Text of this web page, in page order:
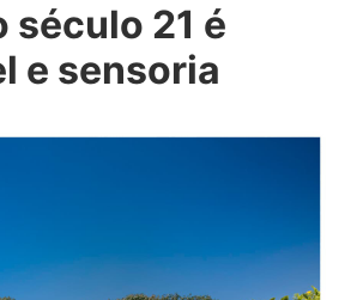
século 21 é
e sensoria